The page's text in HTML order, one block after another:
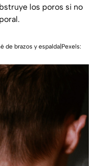
los poros si no
de brazos y espalda|Pexels: